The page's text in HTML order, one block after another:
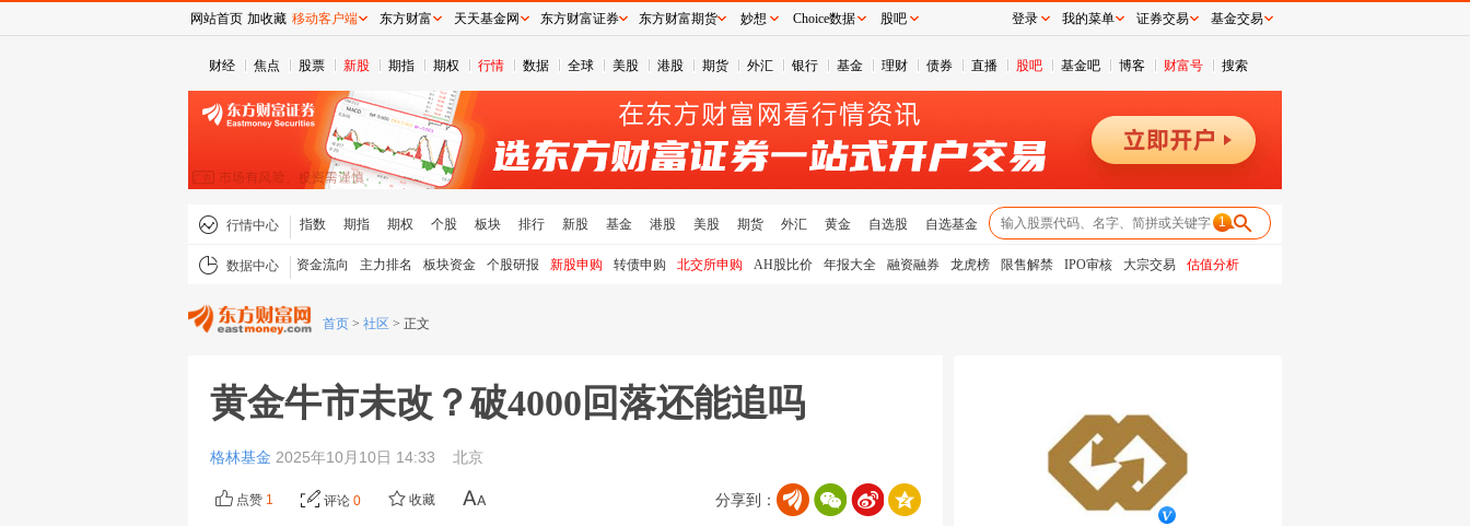
财经 焦点 股票 新股 期指 期权 行情 数据 全球 美股 港股 期货 外汇 银行 基金 理财 债券 直播 股吧 基金吧 博客 财富号 搜索
行情中心 指数 期指 期权 个股 板块 排行 新股 基金 港股 美股 期货 外汇 黄金 自选股 自选基金 1
数据中心 资金流向 主力排名 板块资金 个股研报 新股申购 转债申购 北交所申购 AH股比价 年报大全 融资融券 龙虎榜 限售解禁 IPO审核 大宗交易 估值分析
首页 > 社区 > 正文
黄金牛市未改？破4000回落还能追吗
格林基金 2025年10月10日 14:33 北京
分享到：
点赞 1 评论 0 收藏
网站首页 加收藏 移动客户端 东方财富 天天基金网 东方财富证券 东方财富期货 妙想 Choice数据 股吧 登录 我的菜单 证券交易 基金交易